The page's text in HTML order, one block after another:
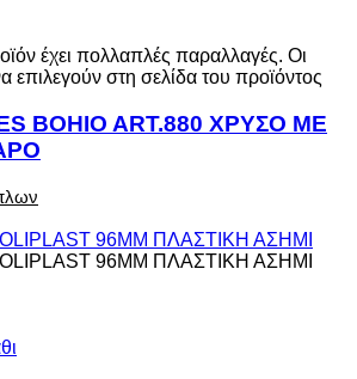
έχει πολλαπλές παραλλαγές. Οι
επιλεγούν στη σελίδα του προϊόντος
BOHIO ART.880 ΧΡΥΣΟ ΜΕ